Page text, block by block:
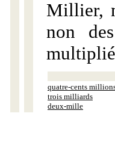
Millier,
non
quatre-cents
trois milliards
deux-mille